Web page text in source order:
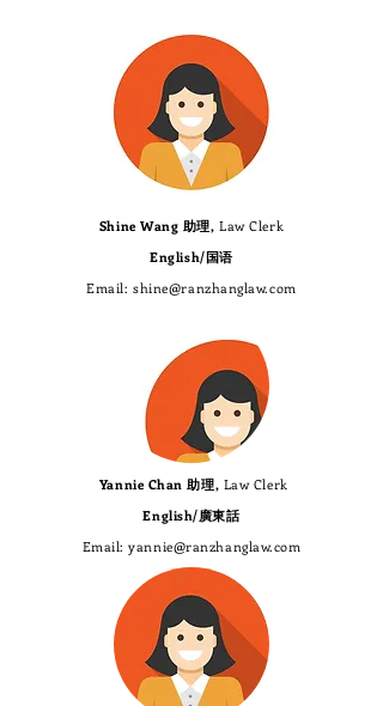
Shine Wang 助理, Law Clerk
English/国语
​Email:shine@ranzhanglaw.com
Yannie Chan 助理, Law Clerk
​English/廣東話
​Email:yannie@ranzhanglaw.com